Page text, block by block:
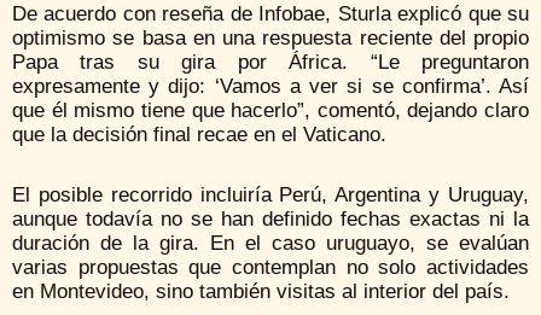
De acuerdo con reseña de Infobae, Sturla explicó que su
optimismo se basa en una respuesta reciente del propio
Papa tras su gira por África. “Le preguntaron
expresamente y dijo: ‘Vamos a ver si se confirma’. Así
que él mismo tiene que hacerlo”, comentó, dejando claro
que la decisión final recae en el Vaticano.
El posible recorrido incluiría Perú, Argentina y Uruguay,
aunque todavía no se han definido fechas exactas ni la
duración de la gira. En el caso uruguayo, se evalúan
varias propuestas que contemplan no solo actividades
en Montevideo, sino también visitas al interior del país.